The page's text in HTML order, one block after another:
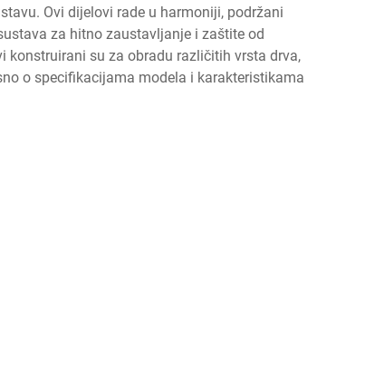
Ovi dijelovi rade u harmoniji, podržani
za hitno zaustavljanje i zaštite od
konstruirani su za obradu različitih vrsta drva,
o specifikacijama modela i karakteristikama